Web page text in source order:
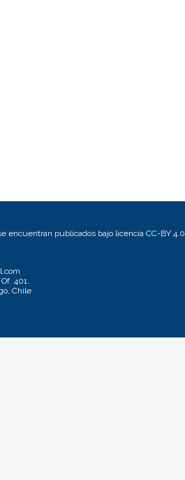
encuentran publicados bajo licencia CC-BY 4.0
401.
Chile